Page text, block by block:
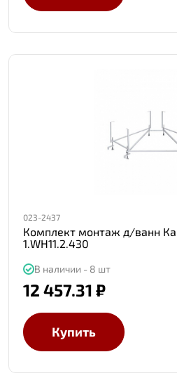
023-2437
Комплект монтаж д/ванн
1.WH11.2.430
В наличии - 8 шт
12 457.31 ₽
Купить